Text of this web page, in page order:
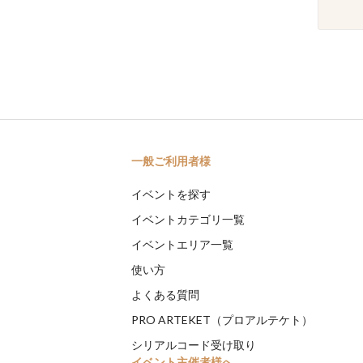
一般ご利用者様
イベントを探す
イベントカテゴリ一覧
イベントエリア一覧
使い方
よくある質問
PRO ARTEKET（プロアルテケト）
シリアルコード受け取り